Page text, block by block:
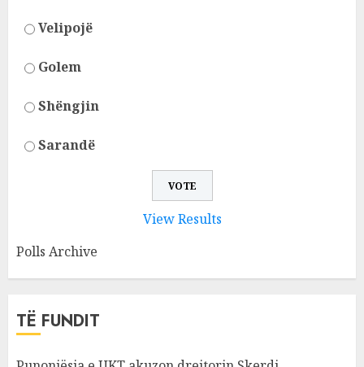
Velipojë
Golem
Shëngjin
Sarandë
View Results
Polls Archive
TË FUNDIT